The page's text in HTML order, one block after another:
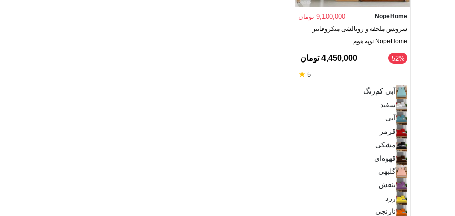
NopeHome 9,100,000 تومان
سرویس ملحفه و روبالشی میکروفایبر
NopeHome نوپه هوم
52% 4,450,000 تومان
5
★
آبی کم‌رنگ
سفید
آبی
قرمز
مشکی
قهوه‌ای
گلبهی
بنفش
زرد
نارنجی